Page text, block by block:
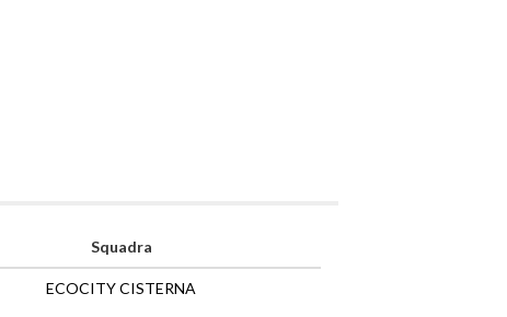
Squadra
ECOCITY CISTERNA